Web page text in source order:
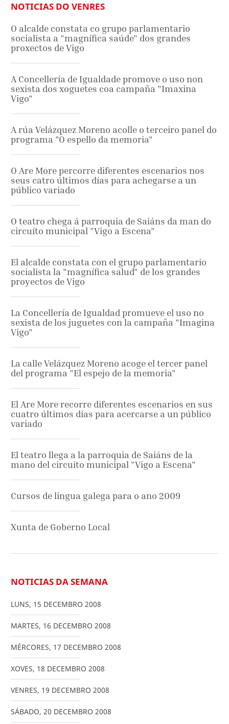
NOTICIAS DO VENRES
O alcalde constata co grupo parlamentario
socialista a "magnífica saúde" dos grandes
proxectos de Vigo
A Concellería de Igualdade promove o uso non
sexista dos xoguetes coa campaña "Imaxina
Vigo"
A rúa Velázquez Moreno acolle o terceiro panel do
programa "O espello da memoria"
O Are More percorre diferentes escenarios nos
seus catro últimos días para achegarse a un
público variado
O teatro chega á parroquia de Saiáns da man do
circuíto municipal "Vigo a Escena"
El alcalde constata con el grupo parlamentario
socialista la "magnífica salud" de los grandes
proyectos de Vigo
La Concellería de Igualdad promueve el uso no
sexista de los juguetes con la campaña "Imagina
Vigo"
La calle Velázquez Moreno acoge el tercer panel
del programa "El espejo de la memoria"
El Are More recorre diferentes escenarios en sus
cuatro últimos días para acercarse a un público
variado
El teatro llega a la parroquia de Saiáns de la
mano del circuito municipal "Vigo a Escena"
Cursos de lingua galega para o ano 2009
Xunta de Goberno Local
NOTICIAS DA SEMANA
LUNS, 15 DECEMBRO 2008
MARTES, 16 DECEMBRO 2008
MÉRCORES, 17 DECEMBRO 2008
XOVES, 18 DECEMBRO 2008
VENRES, 19 DECEMBRO 2008
SÁBADO, 20 DECEMBRO 2008